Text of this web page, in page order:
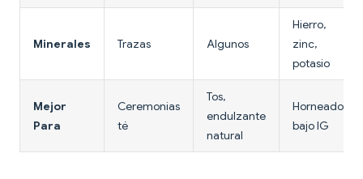
Minerales Trazas Algunos
Hierro,
zinc,
potasio
Mejor
Para
Ceremonias
té
Tos,
endulzante
natural
Horneado
bajo IG